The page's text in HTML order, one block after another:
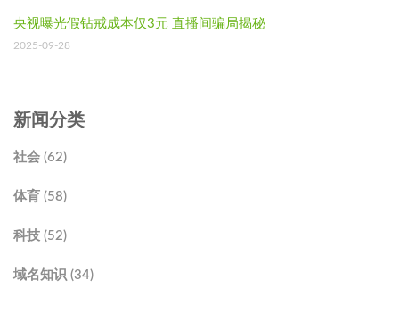
央视曝光假钻戒成本仅3元 直播间骗局揭秘
2025-09-28
新闻分类
社会 (62)
体育 (58)
科技 (52)
域名知识 (34)